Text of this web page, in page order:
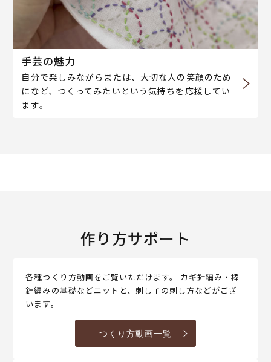
手芸の魅力
自分で楽しみながらまたは、大切な人の笑顔のため
になど、つくってみたいという気持ちを応援してい
ます。
作り方サポート
各種つくり方動画をご覧いただけます。 カギ針編み・棒
針編みの基礎などニットと、刺し子の刺し方などがござ
います。
つくり方動画一覧